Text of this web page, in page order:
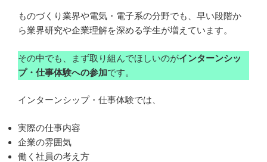
ものづくり業界や電気・電子系の分野でも、早い段階か
ら業界研究や企業理解を深める学生が増えています。
その中でも、まず取り組んでほしいのがインターンシッ
プ・仕事体験への参加です。
インターンシップ・仕事体験では、
実際の仕事内容
企業の雰囲気
働く社員の考え方